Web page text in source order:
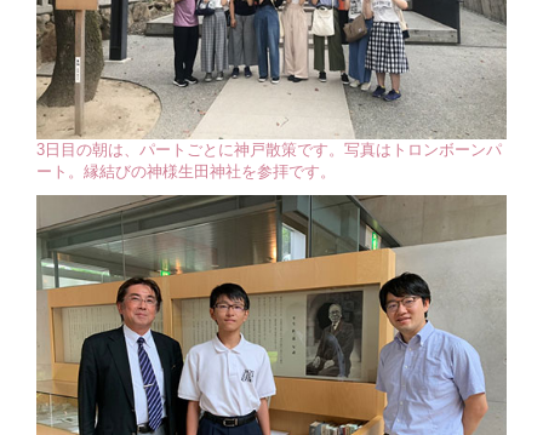
3日目の朝は、パートごとに神戸散策です。写真はトロンボーンパ
ート。縁結びの神様生田神社を参拝です。